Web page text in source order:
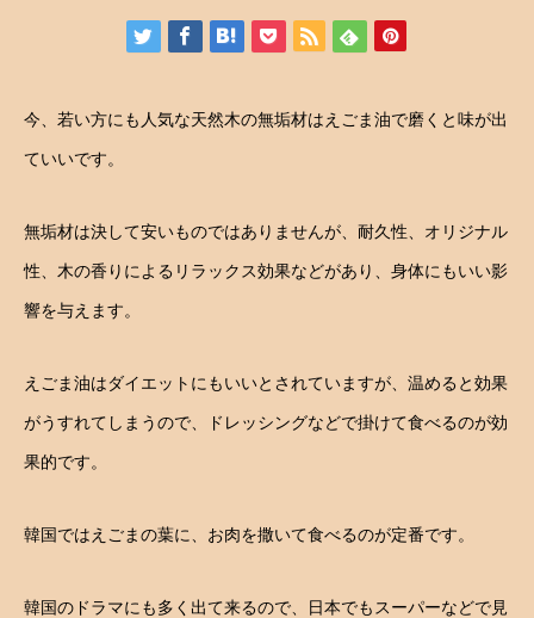
今、若い方にも人気な天然木の無垢材はえごま油で磨くと味が出
ていいです。
無垢材は決して安いものではありませんが、耐久性、オリジナル
性、木の香りによるリラックス効果などがあり、身体にもいい影
響を与えます。
えごま油はダイエットにもいいとされていますが、温めると効果
がうすれてしまうので、ドレッシングなどで掛けて食べるのが効
果的です。
韓国ではえごまの葉に、お肉を撒いて食べるのが定番です。
韓国のドラマにも多く出て来るので、日本でもスーパーなどで見